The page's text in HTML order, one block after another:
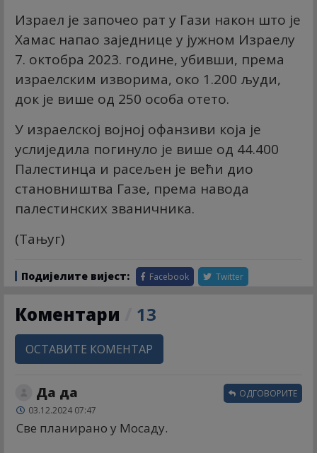
Израел је започео рат у Гази након што је
Хамас напао заједнице у јужном Израелу
7. октобра 2023. године, убивши, према
израелским изворима, око 1.200 људи,
док је више од 250 особа отето.
У израелској војној офанзиви која је
услиједила погинуло је више од 44.400
Палестинца и расељен је већи дио
становништва Газе, према навода
палестинских званичника.
(Тањуг)
Подијелите вијест: Facebook Twitter
Коментари 13
ОСТАВИТЕ КОМЕНТАР
Да да
03.12.2024 07:47
Све планирано у Мосаду.
ОДГОВОРИТЕ